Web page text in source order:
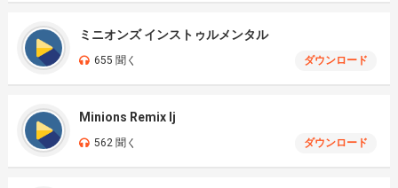
ミニオンズ インストゥルメンタル
655 聞く ダウンロード
Minions Remix Ij
562 聞く ダウンロード